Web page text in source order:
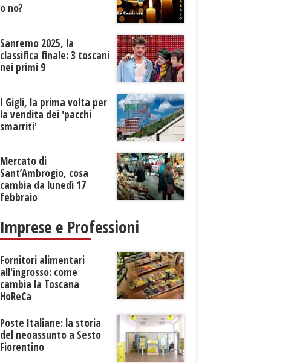
o no?
Sanremo 2025, la
classifica finale: 3 toscani
nei primi 9
I Gigli, la prima volta per
la vendita dei 'pacchi
smarriti'
Mercato di
Sant’Ambrogio, cosa
cambia da lunedì 17
febbraio
Imprese e Professioni
Fornitori alimentari
all'ingrosso: come
cambia la Toscana
HoReCa
Poste Italiane: la storia
del neoassunto a Sesto
Fiorentino